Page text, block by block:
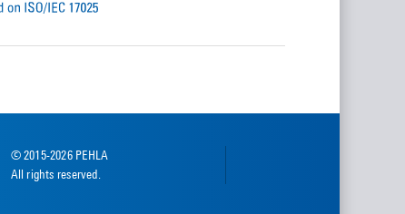
© 2015-2026 PEHLA
All rights reserved.